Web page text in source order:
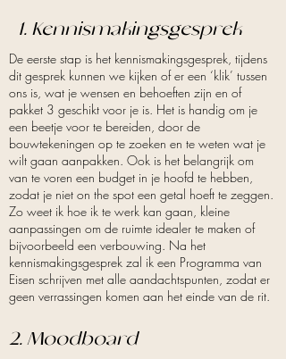
1. Kennismakingsgesprek
De eerste stap is het kennismakingsgesprek, tijdens
dit gesprek kunnen we kijken of er een ‘klik’ tussen
ons is, wat je wensen en behoeften zijn en of
pakket 3 geschikt voor je is. Het is handig om je
een beetje voor te bereiden, door de
bouwtekeningen op te zoeken en te weten wat je
wilt gaan aanpakken. Ook is het belangrijk om
van te voren een budget in je hoofd te hebben,
zodat je niet on the spot een getal hoeft te zeggen.
Zo weet ik hoe ik te werk kan gaan, kleine
aanpassingen om de ruimte idealer te maken of
bijvoorbeeld een verbouwing. Na het
kennismakingsgesprek zal ik een Programma van
Eisen schrijven met alle aandachtspunten, zodat er
geen verrassingen komen aan het einde van de rit.
2. Moodboard